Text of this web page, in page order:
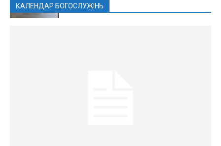
КАЛЕНДАР БОГОСЛУЖІНЬ